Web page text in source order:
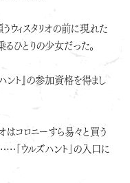
ウィスタリオの前に現れた
るひとりの少女だった。
ント』の参加資格を得まし
はコロニーすら易々と買う
「ウルズハント」の入口に